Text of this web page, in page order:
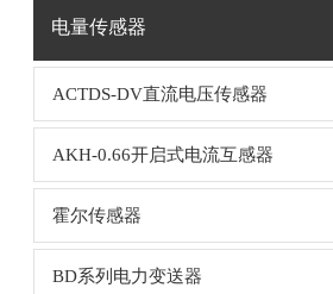
电量传感器
ACTDS-DV直流电压传感器
AKH-0.66开启式电流互感器
霍尔传感器
BD系列电力变送器